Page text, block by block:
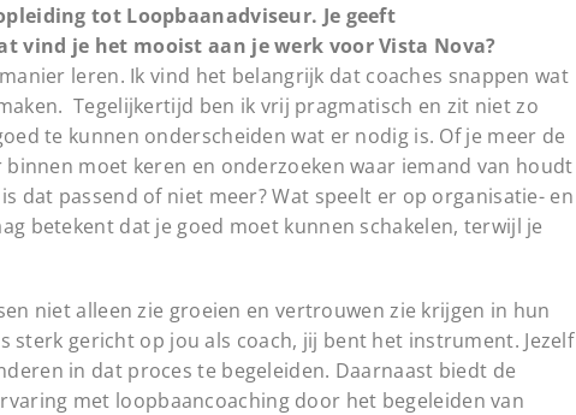
tot Loopbaanadviseur. Je geeft
vind je het mooist aan je werk voor Vista Nova?
leren. Ik vind het belangrijk dat coaches snappen wat
Tegelijkertijd ben ik vrij pragmatisch en zit niet zo
te kunnen onderscheiden wat er nodig is. Of je meer de
moet keren en onderzoeken waar iemand van houdt
dat passend of niet meer? Wat speelt er op organisatie- en
betekent dat je goed moet kunnen schakelen, terwijl je
niet alleen zie groeien en vertrouwen zie krijgen in hun
sterk gericht op jou als coach, jij bent het instrument. Jezelf
in dat proces te begeleiden. Daarnaast biedt de
met loopbaancoaching door het begeleiden van